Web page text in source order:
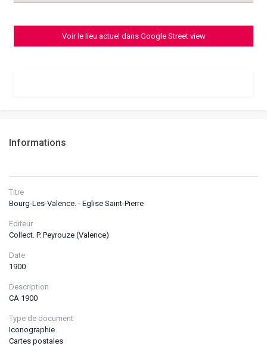
Informations
Titre
Bourg-Les-Valence. - Eglise Saint-Pierre
Editeur
Collect. P. Peyrouze (Valence)
Date
1900
Description
CA 1900
Type de document
Iconographie
Cartes postales
Voir le lieu actuel dans Google Street view